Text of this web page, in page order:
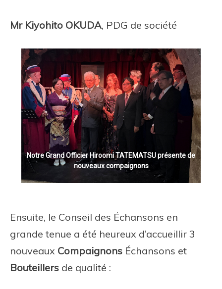
Mr Kiyohito OKUDA, PDG de société
présente de
Mr Hiroomi TATEMATSU présente
Ensuite, le Conseil des Échansons en
grande tenue a été heureux d’accueillir 3
nouveaux Compaignons Échansons et
Bouteillers de qualité :